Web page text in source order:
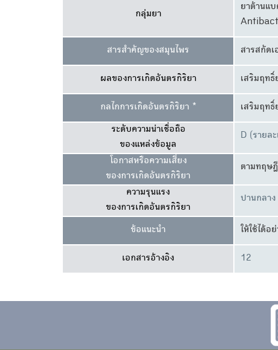
กลุ่มยา
ยาต้านแบ
สารสำคัญของสมุนไพร สารสกัดเ
ผลของการเกิดอันตรกิริยา เสริมฤทธิ์
กลไกการเกิดอันตรกิริยา * เสริมฤท
ระดับความน่าเชื่อถือ
ของแหล่งข้อมูล
D (รายล
โอกาสหรือความเสี่ยง
ของการเกิดอันตรกิริยา
ตามทฤษ
ความรุนแรง
ของการเกิดอันตรกิริยา
ปานกลาง
ข้อแนะนำ ให้ใช้ได้
เอกสารอ้างอิง 12